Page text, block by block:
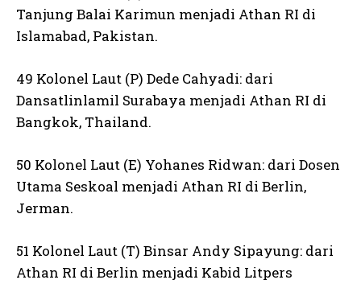
Tanjung Balai Karimun menjadi Athan RI di
Islamabad, Pakistan.
49 Kolonel Laut (P) Dede Cahyadi: dari
Dansatlinlamil Surabaya menjadi Athan RI di
Bangkok, Thailand.
50 Kolonel Laut (E) Yohanes Ridwan: dari Dosen
Utama Seskoal menjadi Athan RI di Berlin,
Jerman.
51 Kolonel Laut (T) Binsar Andy Sipayung: dari
Athan RI di Berlin menjadi Kabid Litpers